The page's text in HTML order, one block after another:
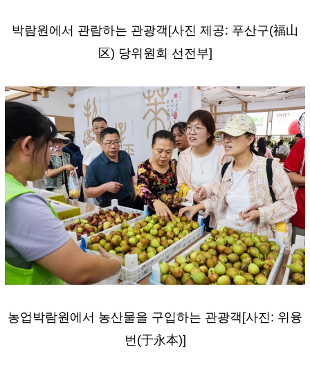
박람원에서 관람하는 관광객[사진 제공: 푸산구(福山
区) 당위원회 선전부]
농업박람원에서 농산물을 구입하는 관광객[사진: 위융
번(于永本)]